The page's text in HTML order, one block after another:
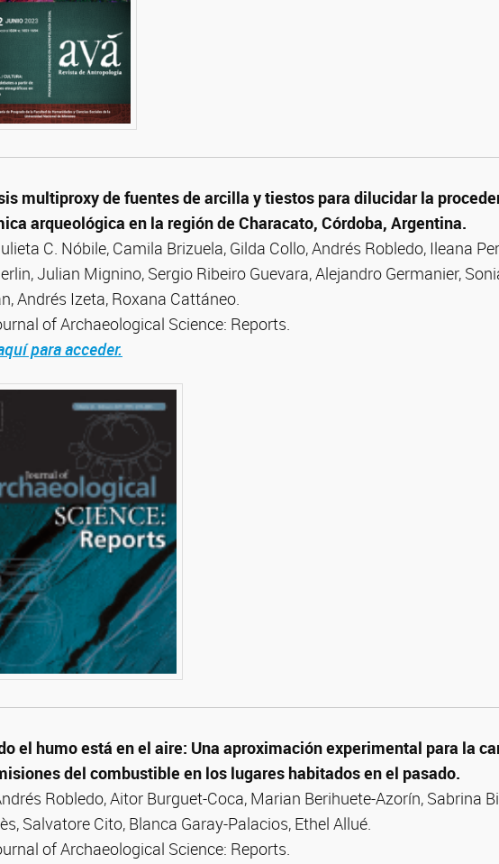
multiproxy de fuentes de arcilla y tiestos para dilucidar la
arqueológica en la región de Characato, Córdoba, Argentina.
C. Nóbile, Camila Brizuela, Gilda Collo, Andrés Robledo, Ileana
Julian Mignino, Sergio Ribeiro Guevara, Alejandro Germanier,
Andrés Izeta, Roxana Cattáneo.
of Archaeological Science: Reports.
para acceder.
el humo está en el aire: Una aproximación experimental para la
del combustible en los lugares habitados en el pasado.
Robledo, Aitor Burguet-Coca, Marian Berihuete-Azorín, Sabrina
Salvatore Cito, Blanca Garay-Palacios, Ethel Allué.
of Archaeological Science: Reports.